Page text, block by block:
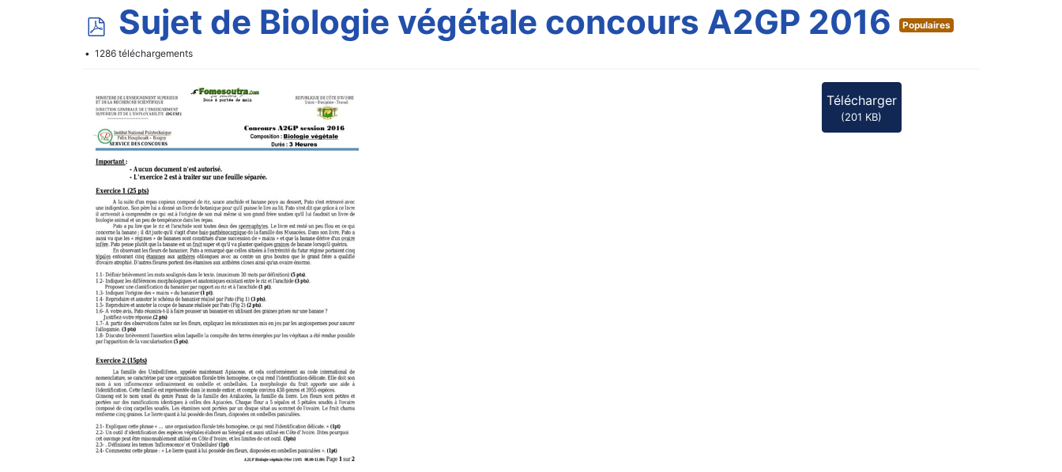
p
d
f
Sujet de Biologie végétale concours A2GP 2016 Populaires
1286 téléchargements
Télécharger
(201 KB)